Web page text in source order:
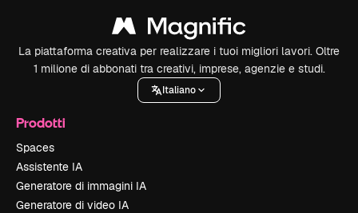
La piattaforma creativa per realizzare i tuoi migliori lavori. Oltre
1 milione di abbonati tra creativi, imprese, agenzie e studi.
Italiano
Prodotti
Spaces
Assistente IA
Generatore di immagini IA
Generatore di video IA